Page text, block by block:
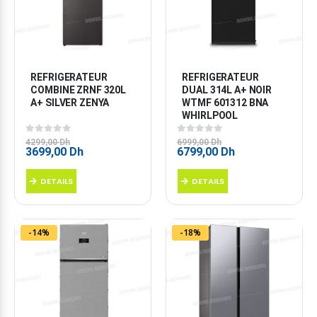
REFRIGERATEUR
COMBINE ZRNF 320L
A+ SILVER ZENYA
0sur 5
4299,00Dh
Le
était :
4299,00 Dh.
3699,00 DhLe
DETAILS
REFRIGERATEUR
DUAL 314L A+ NOIR
WTMF 601312 BNA
WHIRLPOOL
0sur 5
6999,00Dh
Le
était :
6999,00 Dh.
6799,00 DhLe
DETAILS
-14% -18%